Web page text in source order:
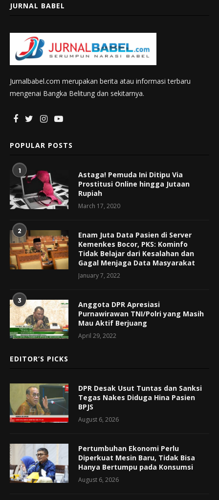
JURNAL BABEL
Jurnalbabel.com merupakan berita atau informasi terbaru
mengenai Bangka Belitung dan sekitarnya.
POPULAR POSTS
1
Astaga! Pemuda Ini Ditipu Via
Prostitusi Online hingga Jutaan
Rupiah
March 17, 2020
2
Enam Juta Data Pasien di Server
Kemenkes Bocor, PKS: Kominfo
Tidak Belajar dari Kesalahan dan
Gagal Menjaga Data Masyarakat
January 7, 2022
3
Anggota DPR Apresiasi
Purnawirawan TNI/Polri yang Masih
Mau Aktif Berjuang
April 29, 2022
EDITOR’S PICKS
DPR Desak Usut Tuntas dan Sanksi
Tegas Nakes Diduga Hina Pasien
BPJS
August 6, 2026
Pertumbuhan Ekonomi Perlu
Diperkuat Mesin Baru, Tidak Bisa
Hanya Bertumpu pada Konsumsi
August 6, 2026